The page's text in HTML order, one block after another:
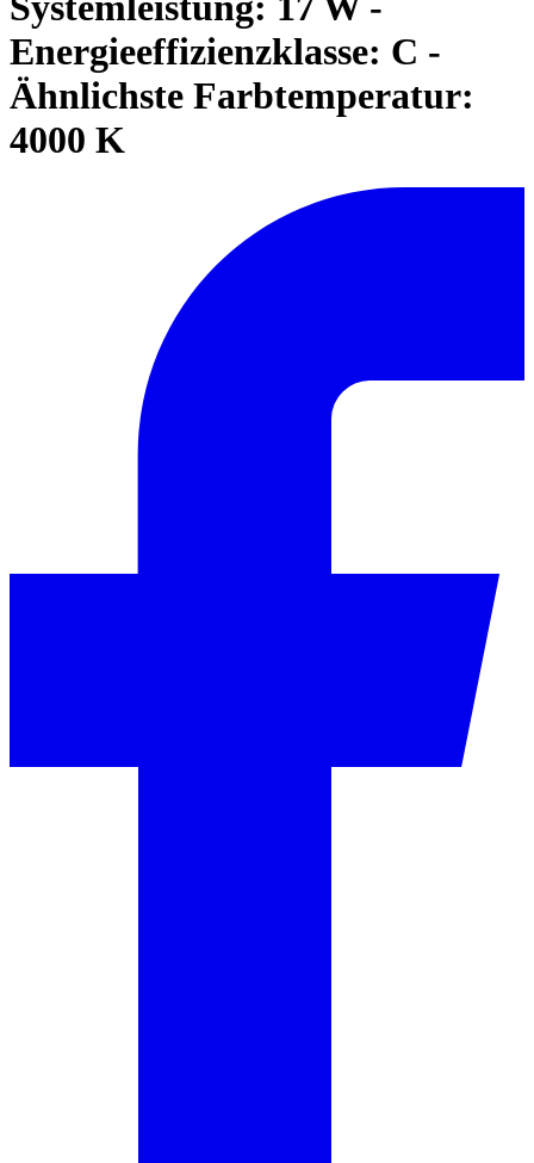
Energieeffizienzklasse: C -
Ähnlichste Farbtemperatur:
4000 K